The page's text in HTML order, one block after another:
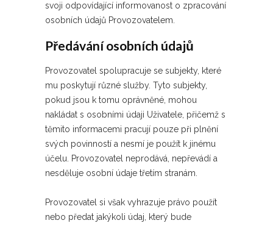
svoji odpovídající informovanost o zpracování
osobních údajů Provozovatelem.
Předávání osobních údajů
Provozovatel spolupracuje se subjekty, které
mu poskytují různé služby. Tyto subjekty,
pokud jsou k tomu oprávněné, mohou
nakládat s osobními údaji Uživatele, přičemž s
těmito informacemi pracují pouze při plnění
svých povinností a nesmí je použít k jinému
účelu. Provozovatel neprodává, nepřevádí a
nesděluje osobní údaje třetím stranám.
Provozovatel si však vyhrazuje právo použít
nebo předat jakýkoli údaj, který bude